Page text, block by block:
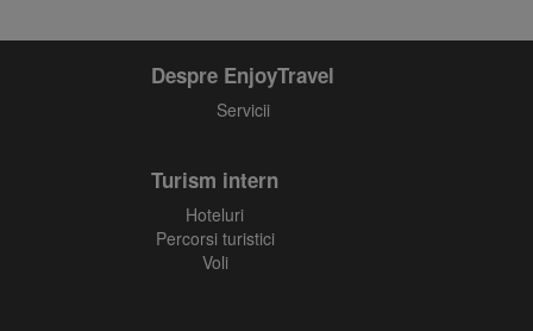
Despre EnjoyTravel
Servicii
Turism intern
Hoteluri
Percorsi turistici
Voli